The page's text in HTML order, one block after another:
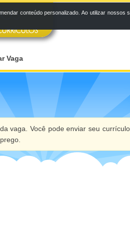
Vaga
vaga. Você pode enviar seu
conteúdo personalizado. Ao utilizar nossos